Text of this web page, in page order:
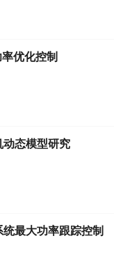
优化控制
动态模型研究
最大功率跟踪控制